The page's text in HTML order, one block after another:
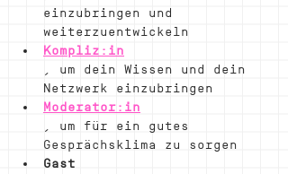
einzubringen und
weiterzuentwickeln
Kompliz:in
, um dein Wissen und dein
Netzwerk einzubringen
Moderator:in
, um für ein gutes
Gesprächsklima zu sorgen
Gast